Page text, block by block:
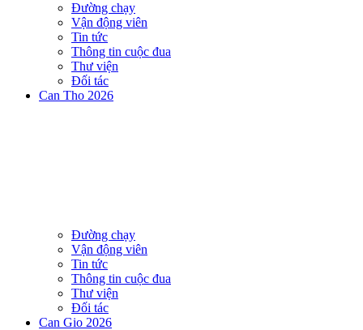
Đường chạy
Vận động viên
Tin tức
Thông tin cuộc đua
Thư viện
Đối tác
Can Tho 2026
Đường chạy
Vận động viên
Tin tức
Thông tin cuộc đua
Thư viện
Đối tác
Can Gio 2026